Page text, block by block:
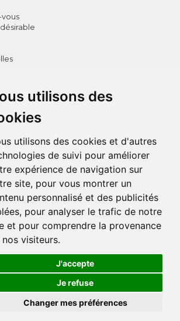
utilisons des
utilisons des cookies et d'autres
de suivi pour améliorer
expérience de navigation sur
site, pour vous montrer un
personnalisé et des publicités
pour analyser le trafic de notre
et pour comprendre la provenance
visiteurs.
J'accepte
Je refuse
Changer mes préférences
(MonOrdo.fr)
- Tous droits réservés - Page mise à jour
-Apotekisto, pharmacie en ligne
VOTRE REMISE
SUR VOTRE 1ÈRE COMMANDE*
AVEC LE CODE
BIENVENUE10
* sans minimum d'achat , hors
médicaments et produits en offre,
utilisez le code au moment de la
validation du panier afin que la